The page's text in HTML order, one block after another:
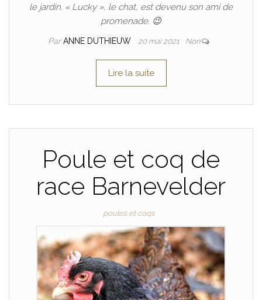
le jardin. « Lucky », le chat, est devenu son ami de
promenade. 😉
ParANNE DUTHIEUW 20 mai 2021 Non
Lire la suite
Poule et coq de
race Barnevelder
poules et coqs